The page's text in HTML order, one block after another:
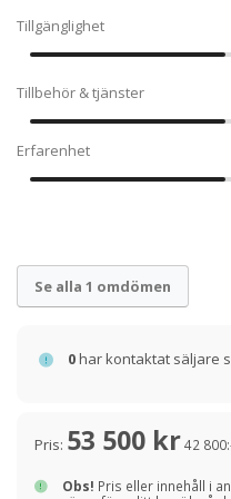
Tillgänglighet
Tillbehör & tjänster
Erfarenhet
Se alla 1 omdömen
0har kontaktat säljare
Pris: 53 500 kr42
Obs! Pris eller innehåll i